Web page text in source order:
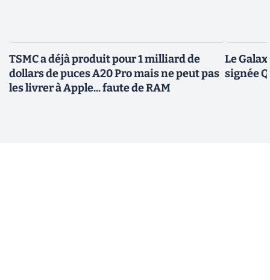
TSMC a déjà produit pour 1 milliard de
dollars de puces A20 Pro mais ne peut pas
les livrer à Apple... faute de RAM
Le
signée